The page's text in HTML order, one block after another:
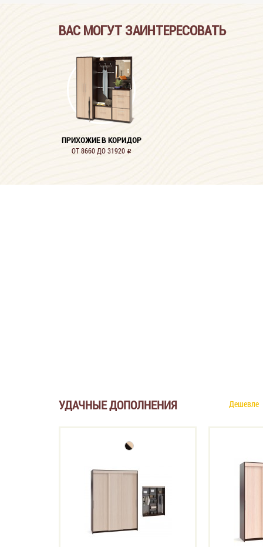
ВАС МОГУТ ЗАИНТЕРЕСОВАТЬ
ПРИХОЖИЕ В КОРИДОР
ОТ 8660 ДО 31920 i
УДАЧНЫЕ ДОПОЛНЕНИЯ Дешевле